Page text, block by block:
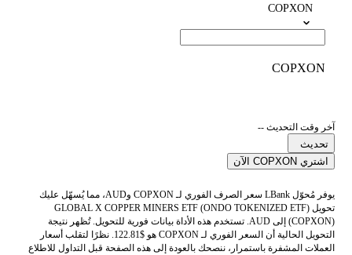
COPXON
COPXON
آخر وقت التحديث --
تحديث
اشتري COPXON الآن
يوفر مُحوّل LBank سعر الصرف الفوري لـ COPXON وAUD، مما يُسهّل عليك
تحويل GLOBAL X COPPER MINERS ETF (ONDO TOKENIZED ETF)
(COPXON) إلى AUD. تستخدم هذه الأداة بيانات فورية للتحويل. تُظهر نتيجة
التحويل الحالية أن السعر الفوري لـ COPXON هو $122.81. نظرًا لتقلب أسعار
العملات المشفرة باستمرار، ننصحك بالعودة إلى هذه الصفحة قبل التداول للاطلاع